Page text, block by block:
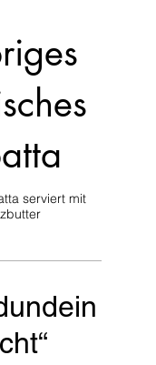
serviert mit